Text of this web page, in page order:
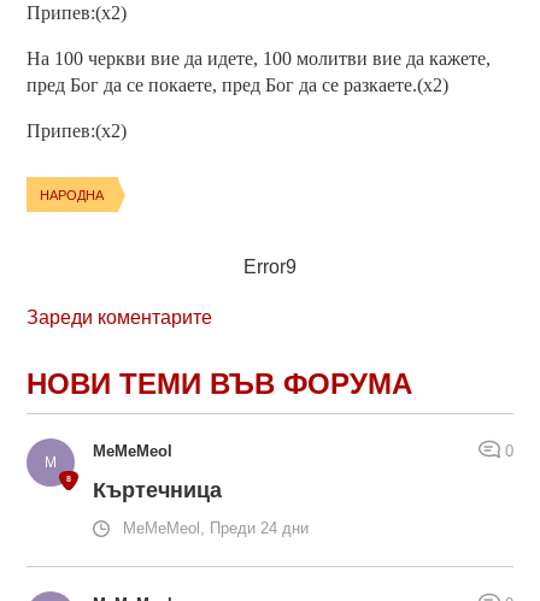
Припев:(x2)
На 100 черкви вие да идете, 100 молитви вие да кажете,
пред Бог да се покаете, пред Бог да се разкаете.(x2)
Припев:(x2)
НАРОДНА
Error9
Зареди коментарите
НОВИ ТЕМИ ВЪВ ФОРУМА
MeMeMeol 0
Къртечница
MeMeMeol, Преди 24 дни